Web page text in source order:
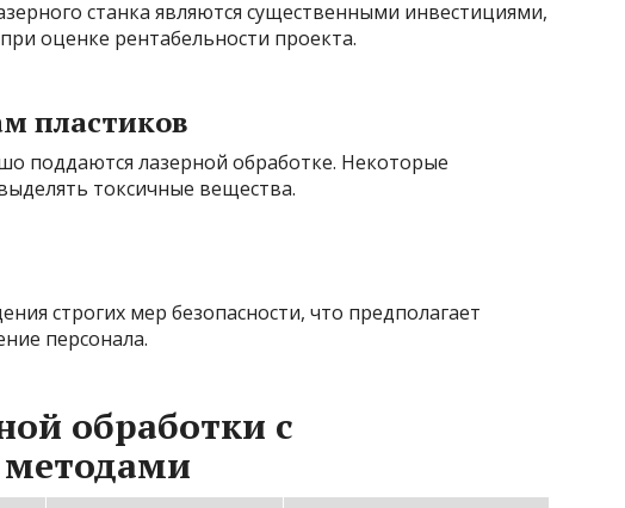
станка являются существенными инвестициями,
оценке рентабельности проекта.
пластиков
поддаются лазерной обработке. Некоторые
токсичные вещества.
строгих мер безопасности, что предполагает
персонала.
обработки с